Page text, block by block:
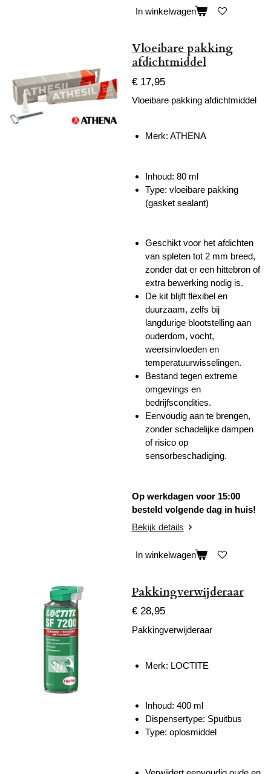
In winkelwagen
Vloeibare pakking
afdichtmiddel
€ 17,95
Vloeibare pakking afdichtmiddel
Merk: ATHENA
Inhoud: 80 ml
Type: vloeibare pakking
(gasket sealant)
Geschikt voor het afdichten
van spleten tot 2 mm breed,
zonder dat er een hittebron of
extra bewerking nodig is.
De kit blijft flexibel en
duurzaam, zelfs bij
langdurige blootstelling aan
ouderdom, vocht,
weersinvloeden en
temperatuurwisselingen.
Bestand tegen extreme
omgevings en
bedrijfscondities.
Eenvoudig aan te brengen,
zonder schadelijke dampen
of risico op
sensorbeschadiging.
Op werkdagen voor 15:00
besteld volgende dag in huis!
Bekijk details
In winkelwagen
Pakkingverwijderaar
€ 28,95
Pakkingverwijderaar
Merk: LOCTITE
Inhoud: 400 ml
Dispensertype: Spuitbus
Type: oplosmiddel